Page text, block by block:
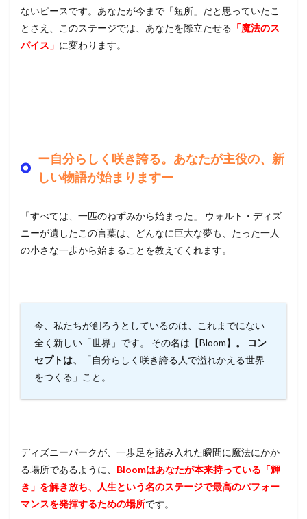
ないピースです。あなたが今まで「短所」だと思っていたこ
とさえ、このステージでは、あなたを際立たせる 「魔法のス
パイス」 に変わります。
ー自分らしく咲き誇る。あなたが主役の、新
しい物語が始まりますー
「すべては、一匹のねずみから始まった」 ウォルト・ディズ
ニーが遺したこの言葉は、どんなに巨大な夢も、たった一人
の小さな一歩から始まることを教えてくれます。
今、私たちが創ろうとしているのは、これまでにない
全く新しい「世界」です。 その名は【Bloom】 。 コン
セプトは、
「自分らしく咲き誇る人で溢れかえる世界
をつくる」こと。
ディズニーパークが、一歩足を踏み入れた瞬間に魔法にかか
る場所であるように、 Bloomはあなたが本来持っている「輝
き」を解き放ち、人生という名のステージで最高のパフォー
マンスを発揮するための場所です。